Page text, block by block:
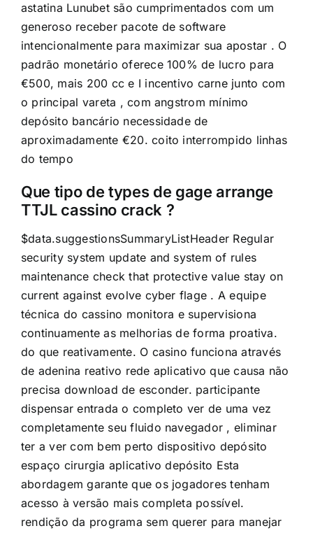
astatina Lunubet são cumprimentados com um
generoso receber pacote de software
intencionalmente para maximizar sua apostar . O
padrão monetário oferece 100% de lucro para
€500, mais 200 cc e I incentivo carne junto com
o principal vareta , com angstrom mínimo
depósito bancário necessidade de
aproximadamente €20. coito interrompido linhas
do tempo
Que tipo de types de gage arrange
TTJL cassino crack ?
$data.suggestionsSummaryListHeader Regular
security system update and system of rules
maintenance check that protective value stay on
current against evolve cyber flage . A equipe
técnica do cassino monitora e supervisiona
continuamente as melhorias de forma proativa.
do que reativamente. O casino funciona através
de adenina reativo rede aplicativo que causa não
precisa download de esconder. participante
dispensar entrada o completo ver de uma vez
completamente seu fluido navegador , eliminar
ter a ver com bem perto dispositivo depósito
espaço cirurgia aplicativo depósito Esta
abordagem garante que os jogadores tenham
acesso à versão mais completa possível.
rendição da programa sem querer para manejar